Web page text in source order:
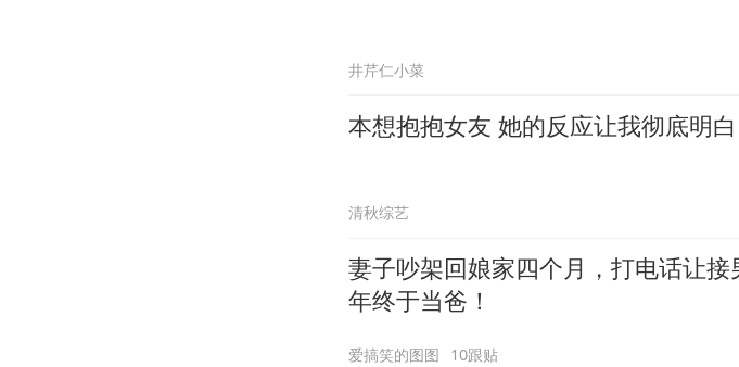
井芹仁小菜
本想抱抱女友 她的反应让我彻底明白
清秋综艺
妻子吵架回娘家四个月，打电话让
年终于当爸！
爱搞笑的图图 10跟贴